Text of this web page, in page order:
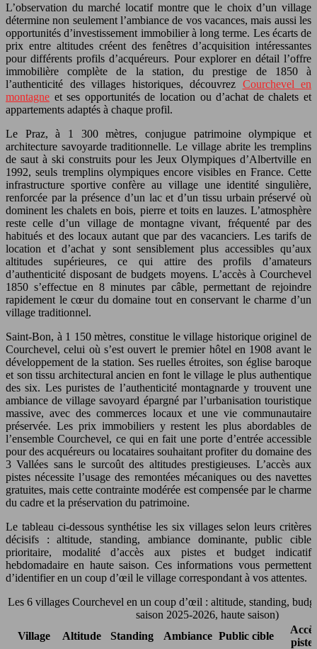
L’observation du marché locatif montre que le choix d’un village
détermine non seulement l’ambiance de vos vacances, mais aussi les
opportunités d’investissement immobilier à long terme. Les écarts de
prix entre altitudes créent des fenêtres d’acquisition intéressantes
pour différents profils d’acquéreurs. Pour explorer en détail l’offre
immobilière complète de la station, du prestige de 1850 à
l’authenticité des villages historiques, découvrez Courchevel en
montagne et ses opportunités de location ou d’achat de chalets et
appartements adaptés à chaque profil.
Le Praz, à 1 300 mètres, conjugue patrimoine olympique et
architecture savoyarde traditionnelle. Le village abrite les tremplins
de saut à ski construits pour les Jeux Olympiques d’Albertville en
1992, seuls tremplins olympiques encore visibles en France. Cette
infrastructure sportive confère au village une identité singulière,
renforcée par la présence d’un lac et d’un tissu urbain préservé où
dominent les chalets en bois, pierre et toits en lauzes. L’atmosphère
reste celle d’un village de montagne vivant, fréquenté par des
habitués et des locaux autant que par des vacanciers. Les tarifs de
location et d’achat y sont sensiblement plus accessibles qu’aux
altitudes supérieures, ce qui attire des profils d’amateurs
d’authenticité disposant de budgets moyens. L’accès à Courchevel
1850 s’effectue en 8 minutes par câble, permettant de rejoindre
rapidement le cœur du domaine tout en conservant le charme d’un
village traditionnel.
Saint-Bon, à 1 150 mètres, constitue le village historique originel de
Courchevel, celui où s’est ouvert le premier hôtel en 1908 avant le
développement de la station. Ses ruelles étroites, son église baroque
et son tissu architectural ancien en font le village le plus authentique
des six. Les puristes de l’authenticité montagnarde y trouvent une
ambiance de village savoyard épargné par l’urbanisation touristique
massive, avec des commerces locaux et une vie communautaire
préservée. Les prix immobiliers y restent les plus abordables de
l’ensemble Courchevel, ce qui en fait une porte d’entrée accessible
pour des acquéreurs ou locataires souhaitant profiter du domaine des
3 Vallées sans le surcoût des altitudes prestigieuses. L’accès aux
pistes nécessite l’usage des remontées mécaniques ou des navettes
gratuites, mais cette contrainte modérée est compensée par le charme
du cadre et la préservation du patrimoine.
Le tableau ci-dessous synthétise les six villages selon leurs critères
décisifs : altitude, standing, ambiance dominante, public cible
prioritaire, modalité d’accès aux pistes et budget indicatif
hebdomadaire en haute saison. Ces informations vous permettent
d’identifier en un coup d’œil le village correspondant à vos attentes.
Les 6 villages Courchevel en un coup d’œil : altitude, standing,
saison 2025-2026, haute saison)
Village
Altitude Standing Ambiance Public cible
Accès
pistes